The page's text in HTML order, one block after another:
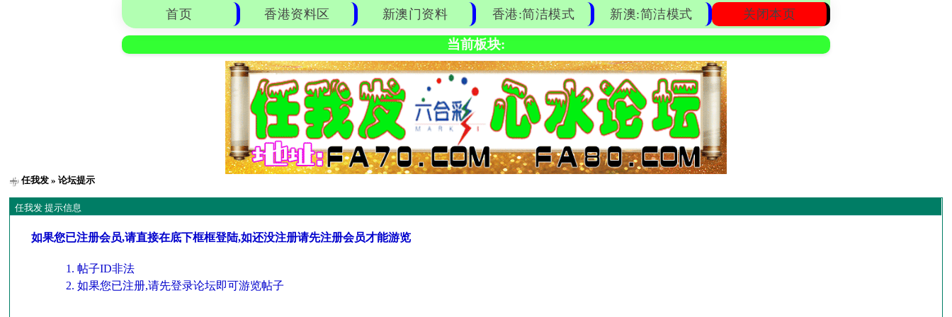
首页 香港资料区 新澳门资料 香港:简洁模式 新澳:简洁模式 关闭本页
当前板块:
任我发 » 论坛提示
任我发 提示信息
如果您已注册会员,请直接在底下框框登陆,如还没注册请先注册会员才能游览
帖子ID非法
如果您已注册,请先登录论坛即可游览帖子